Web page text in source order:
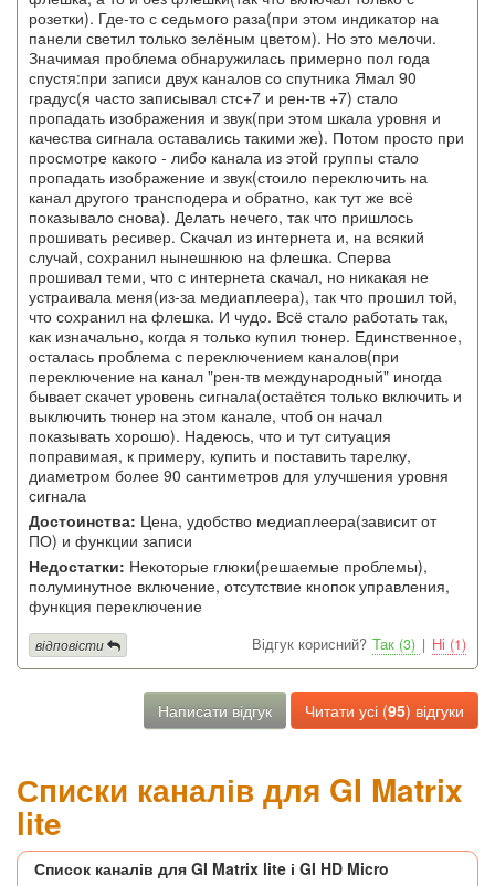
розетки). Где-то с седьмого раза(при этом индикатор на
панели светил только зелёным цветом). Но это мелочи.
Значимая проблема обнаружилась примерно пол года
спустя:при записи двух каналов со спутника Ямал 90
градус(я часто записывал стс+7 и рен-тв +7) стало
пропадать изображения и звук(при этом шкала уровня и
качества сигнала оставались такими же). Потом просто при
просмотре какого - либо канала из этой группы стало
пропадать изображение и звук(стоило переключить на
канал другого трансподера и обратно, как тут же всё
показывало снова). Делать нечего, так что пришлось
прошивать ресивер. Скачал из интернета и, на всякий
случай, сохранил нынешнюю на флешка. Сперва
прошивал теми, что с интернета скачал, но никакая не
устраивала меня(из-за медиаплеера), так что прошил той,
что сохранил на флешка. И чудо. Всё стало работать так,
как изначально, когда я только купил тюнер. Единственное,
осталась проблема с переключением каналов(при
переключение на канал "рен-тв международный" иногда
бывает скачет уровень сигнала(остаётся только включить и
выключить тюнер на этом канале, чтоб он начал
показывать хорошо). Надеюсь, что и тут ситуация
поправимая, к примеру, купить и поставить тарелку,
диаметром более 90 сантиметров для улучшения уровня
сигнала
Достоинства: Цена, удобство медиаплеера(зависит от
ПО) и функции записи
Недостатки: Некоторые глюки(решаемые проблемы),
полуминутное включение, отсутствие кнопок управления,
функция переключение
Відгук корисний? Так (3) | Ні (1)
відповісти
Написати відгук Читати усі (95) відгуки
Списки каналів для GI Matrix
lite
Список каналів для GI Matrix lite і GI HD Micro